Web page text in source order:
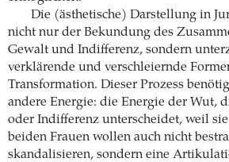
Die (ästhetische) Darstellung in
nicht nur der Bekundung des
Gewalt und Indifferenz, sondern
verklärende und ­verschleiernde
Transformation. Dieser ­Prozess
andere Energie: die Energie der Wut,
oder Indifferenz unterscheidet, weil
beiden Frauen wollen auch nicht
skandalisieren, sondern eine